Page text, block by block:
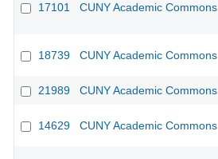
17101 CUNY Academic Commons
18739 CUNY Academic Commons
21989 CUNY Academic Commons
14629 CUNY Academic Commons